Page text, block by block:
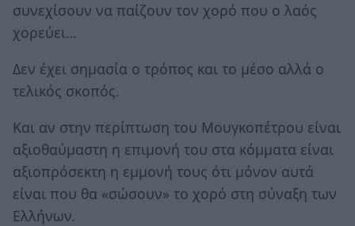
συνεχίσουν να παίζουν τον χορό που ο λαός
χορεύει…
Δεν έχει σημασία ο τρόπος και το μέσο αλλά ο
τελικός σκοπός.
Και αν στην περίπτωση του Μουγκοπέτρου είναι
αξιοθαύμαστη η επιμονή του στα κόμματα είναι
αξιοπρόσεκτη η εμμονή τους ότι μόνον αυτά
είναι που θα «σώσουν» το χορό στη σύναξη των
Ελλήνων.